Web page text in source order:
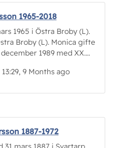
1965-2018
1965 i Östra Broby (L).
Broby (L). Monica gifte
1989 med XX....
9 Months ago
1887-1972